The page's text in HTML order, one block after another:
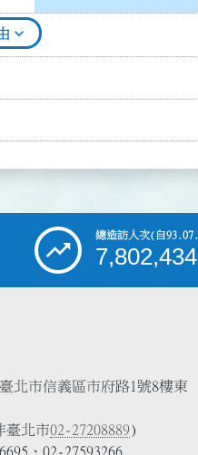
expand_more
總造訪人次(自
7,802,434
北市信義區市府路1號8樓東
臺北市02-27208889)
、02-27593266